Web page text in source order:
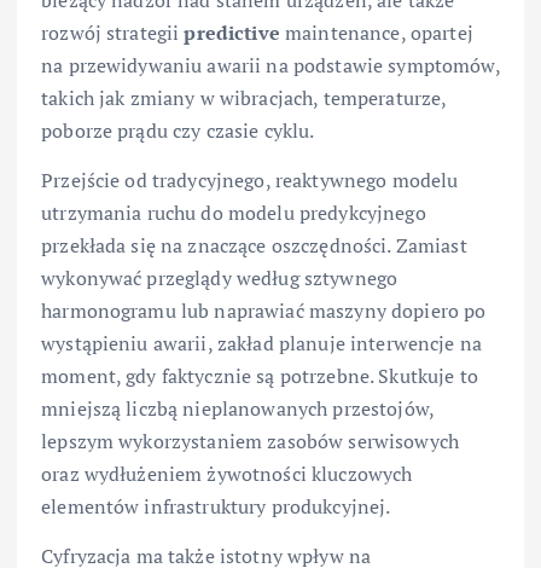
rozwój strategiipredictive maintenance, opartej
na przewidywaniu awarii na podstawie symptomów,
takich jak zmiany w wibracjach, temperaturze,
poborze prądu czy czasie cyklu.
Przejście od tradycyjnego, reaktywnego modelu
utrzymania ruchu do modelu predykcyjnego
przekłada się na znaczące oszczędności. Zamiast
wykonywać przeglądy według sztywnego
harmonogramu lub naprawiać maszyny dopiero po
wystąpieniu awarii, zakład planuje interwencje na
moment, gdy faktycznie są potrzebne. Skutkuje to
mniejszą liczbą nieplanowanych przestojów,
lepszym wykorzystaniem zasobów serwisowych
oraz wydłużeniem żywotności kluczowych
elementów infrastruktury produkcyjnej.
Cyfryzacja ma także istotny wpływ na